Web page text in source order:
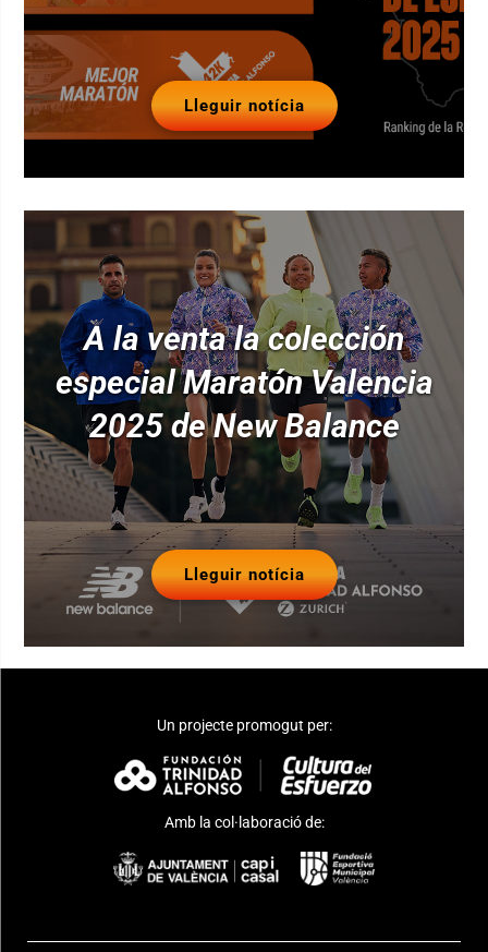
Lleguir notícia
A la venta la colección
especial Maratón Valencia
2025 de New Balance
Lleguir notícia
Un projecte promogut per:
Amb la col·laboració de: